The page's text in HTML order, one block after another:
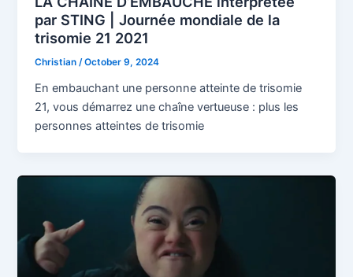
par STING | Journée mondiale de la
trisomie 21 2021
Christian/October 9, 2024
En embauchant une personne atteinte de trisomie
21, vous démarrez une chaîne vertueuse : plus les
personnes atteintes de trisomie